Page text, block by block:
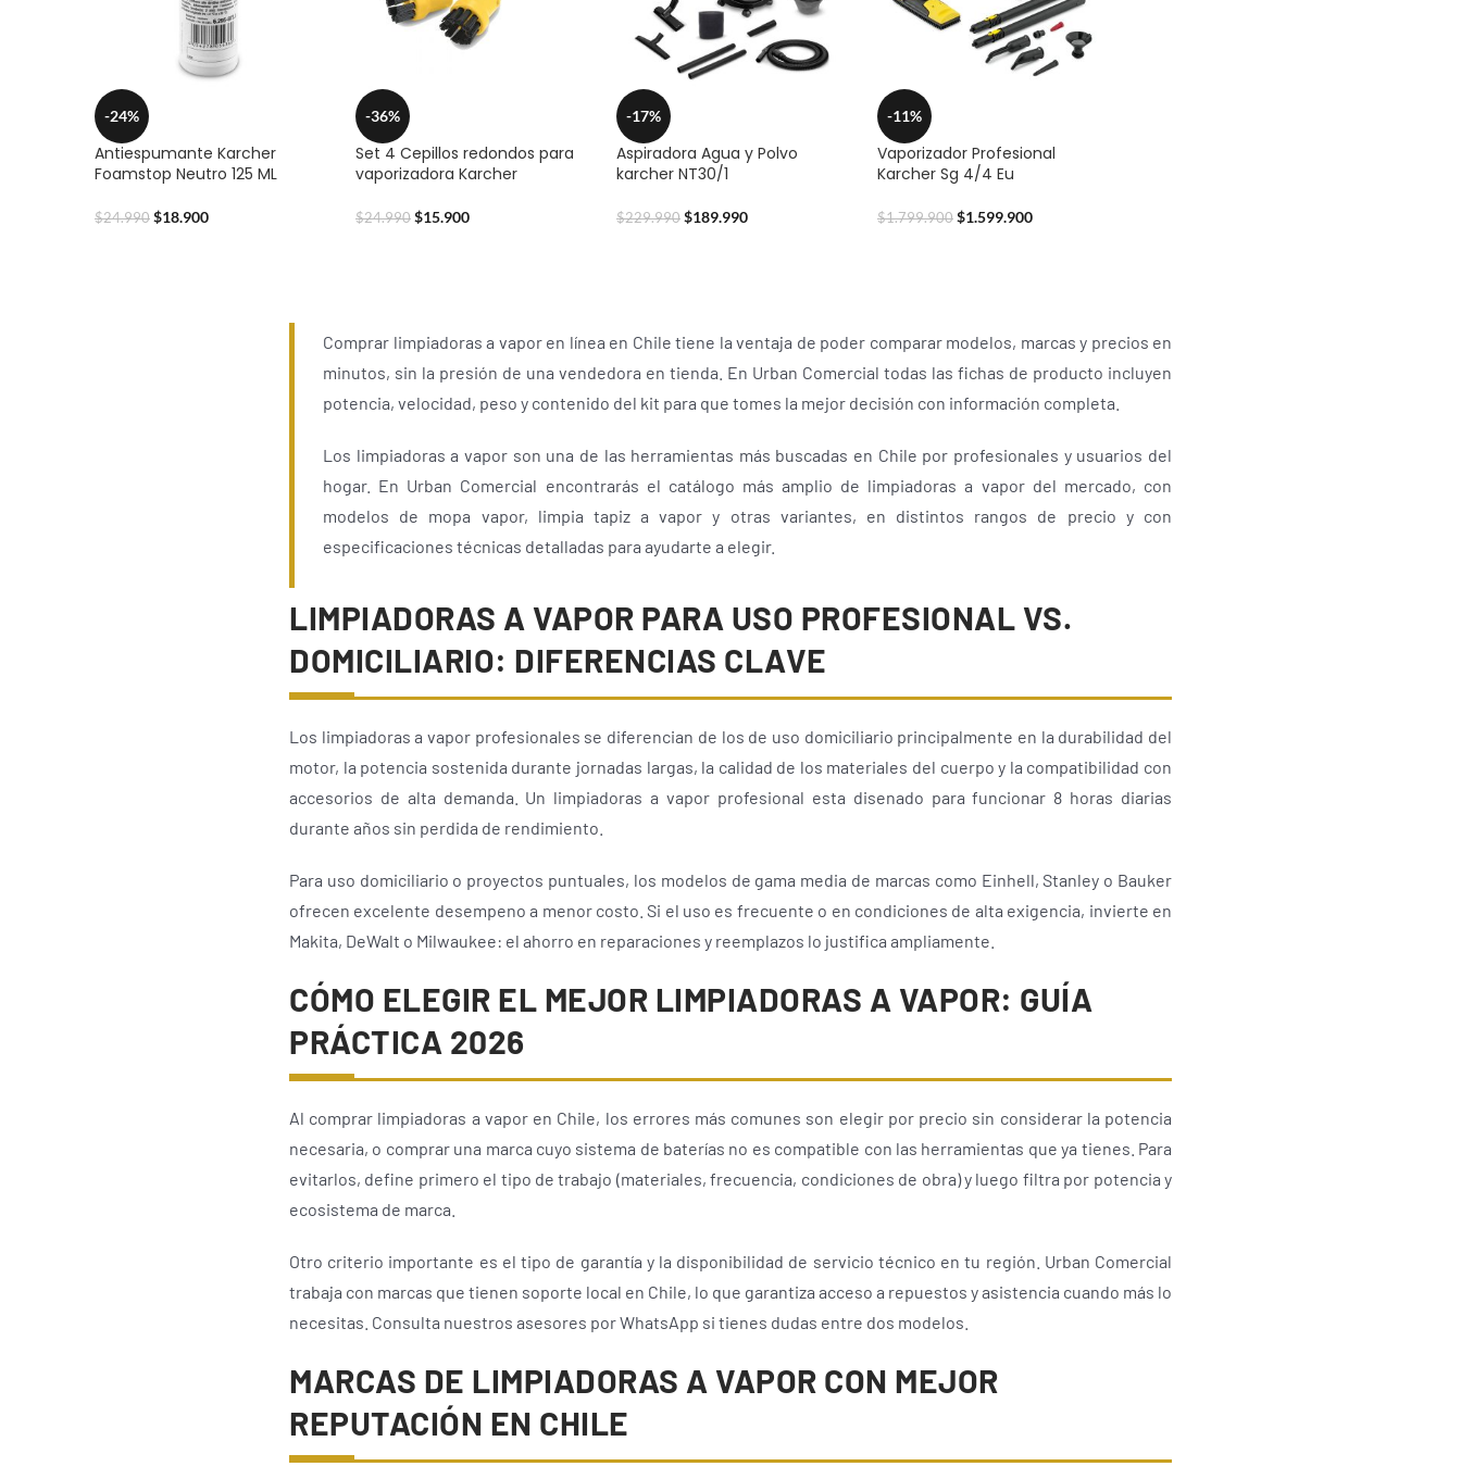
-24%
Antiespumante Karcher
Foamstop Neutro 125 ML
$24.990 $18.900
-36%
Set 4 Cepillos redondos para
vaporizadora Karcher
$24.990 $15.900
-17%
Aspiradora Agua y Polvo
karcher NT30/1
$229.990 $189.990
-11%
Vaporizador Profesional
Karcher Sg 4/4 Eu
$1.799.900 $1.599.900
Comprar limpiadoras a vapor en línea en Chile tiene la ventaja de poder comparar modelos, marcas y precios en
minutos, sin la presión de una vendedora en tienda. En Urban Comercial todas las fichas de producto incluyen
potencia, velocidad, peso y contenido del kit para que tomes la mejor decisión con información completa.
Los limpiadoras a vapor son una de las herramientas más buscadas en Chile por profesionales y usuarios del
hogar. En Urban Comercial encontrarás el catálogo más amplio de limpiadoras a vapor del mercado, con
modelos de mopa vapor, limpia tapiz a vapor y otras variantes, en distintos rangos de precio y con
especificaciones técnicas detalladas para ayudarte a elegir.
LIMPIADORAS A VAPOR PARA USO PROFESIONAL VS.
DOMICILIARIO: DIFERENCIAS CLAVE
Los limpiadoras a vapor profesionales se diferencian de los de uso domiciliario principalmente en la durabilidad del
motor, la potencia sostenida durante jornadas largas, la calidad de los materiales del cuerpo y la compatibilidad con
accesorios de alta demanda. Un limpiadoras a vapor profesional esta disenado para funcionar 8 horas diarias
durante años sin perdida de rendimiento.
Para uso domiciliario o proyectos puntuales, los modelos de gama media de marcas como Einhell, Stanley o Bauker
ofrecen excelente desempeno a menor costo. Si el uso es frecuente o en condiciones de alta exigencia, invierte en
Makita, DeWalt o Milwaukee: el ahorro en reparaciones y reemplazos lo justifica ampliamente.
CÓMO ELEGIR EL MEJOR LIMPIADORAS A VAPOR: GUÍA
PRÁCTICA 2026
Al comprar limpiadoras a vapor en Chile, los errores más comunes son elegir por precio sin considerar la potencia
necesaria, o comprar una marca cuyo sistema de baterías no es compatible con las herramientas que ya tienes. Para
evitarlos, define primero el tipo de trabajo (materiales, frecuencia, condiciones de obra) y luego filtra por potencia y
ecosistema de marca.
Otro criterio importante es el tipo de garantía y la disponibilidad de servicio técnico en tu región. Urban Comercial
trabaja con marcas que tienen soporte local en Chile, lo que garantiza acceso a repuestos y asistencia cuando más lo
necesitas. Consulta nuestros asesores por WhatsApp si tienes dudas entre dos modelos.
MARCAS DE LIMPIADORAS A VAPOR CON MEJOR
REPUTACIÓN EN CHILE